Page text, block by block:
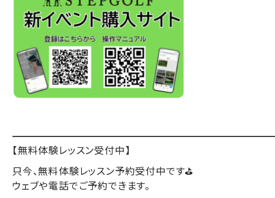
【無料体験レッスン受付中】
只今、無料体験レッスン予約受付中です⛳
ウェブや電話でご予約できます。